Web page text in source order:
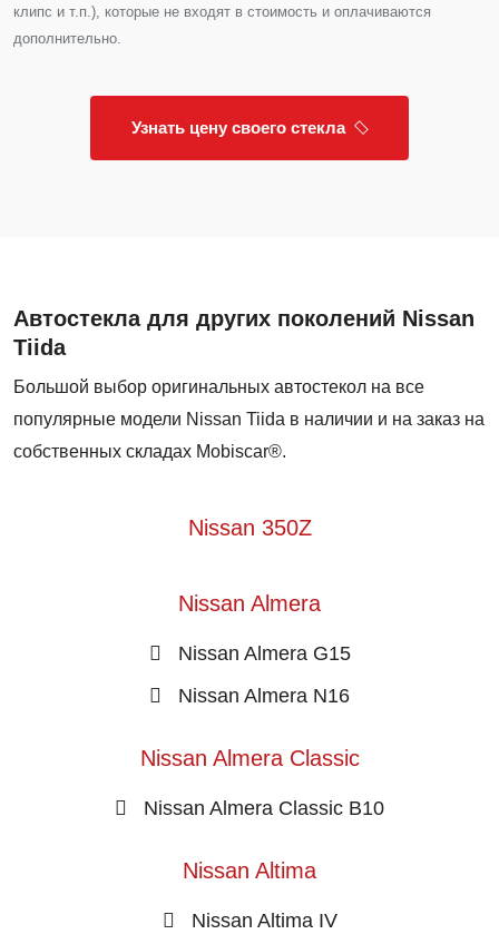
клипс и т.п.), которые не входят в стоимость и оплачиваются
дополнительно.
Узнать цену своего стекла
Автостекла для других поколений Nissan
Tiida
Большой выбор оригинальных автостекол на все
популярные модели Nissan Tiida в наличии и на заказ на
собственных складах Mobiscar®.
Nissan 350Z
Nissan Almera
Nissan Almera G15
Nissan Almera N16
Nissan Almera Classic
Nissan Almera Classic B10
Nissan Altima
Nissan Altima IV